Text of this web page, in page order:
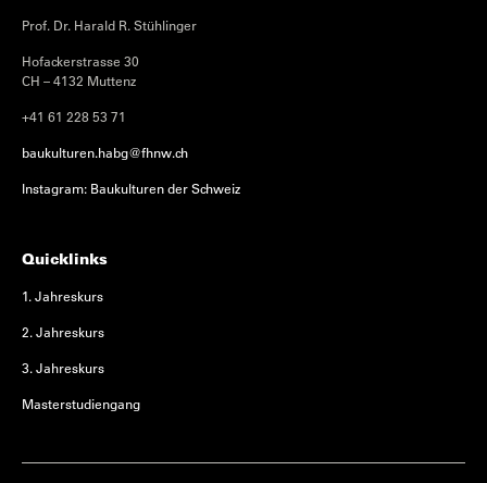
Prof. Dr. Harald R. Stühlinger
Hofackerstrasse 30
CH – 4132 Muttenz
+41 61 228 53 71
baukulturen.habg@fhnw.ch
Instagram: Baukulturen der Schweiz
Quicklinks
1. Jahreskurs
2. Jahreskurs
3. Jahreskurs
Masterstudiengang